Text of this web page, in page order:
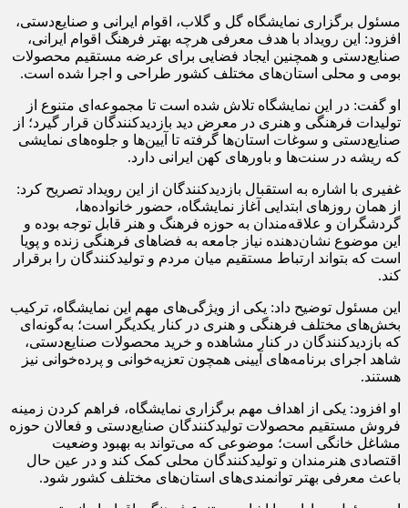
مسئول برگزاری نمایشگاه گل و گلاب، اقوام ایرانی و صنایع‌دستی،
افزود: این رویداد با هدف معرفی هرچه بهتر فرهنگ اقوام ایرانی،
صنایع‌دستی و همچنین ایجاد فضایی برای عرضه مستقیم محصولات
بومی و محلی استان‌های مختلف کشور طراحی و اجرا شده است.
او گفت: در این نمایشگاه تلاش شده است تا مجموعه‌ای متنوع از
تولیدات فرهنگی و هنری در معرض دید بازدیدکنندگان قرار گیرد؛ از
صنایع‌دستی و سوغات استان‌ها گرفته تا آیین‌ها و جلوه‌های نمایشی
که ریشه در سنت‌ها و باورهای کهن ایرانی دارد.
غفیری با اشاره به استقبال بازدیدکنندگان از این رویداد تصریح کرد:
از همان روزهای ابتدایی آغاز نمایشگاه، حضور خانواده‌ها،
گردشگران و علاقه‌مندان به حوزه فرهنگ و هنر قابل توجه بوده و
این موضوع نشان‌دهنده نیاز جامعه به فضاهای فرهنگی زنده و پویا
است که بتواند ارتباط مستقیم میان مردم و تولیدکنندگان را برقرار
کند.
این مسئول توضیح داد: یکی از ویژگی‌های مهم این نمایشگاه، ترکیب
بخش‌های مختلف فرهنگی و هنری در کنار یکدیگر است؛ به‌گونه‌ای
که بازدیدکنندگان در کنار مشاهده و خرید محصولات صنایع‌دستی،
شاهد اجرای برنامه‌های آیینی همچون تعزیه‌خوانی و پرده‌خوانی نیز
هستند.
او افزود: یکی از اهداف مهم برگزاری نمایشگاه، فراهم کردن زمینه
فروش مستقیم محصولات تولیدکنندگان صنایع‌دستی و فعالان حوزه
مشاغل خانگی است؛ موضوعی که می‌تواند به بهبود وضعیت
اقتصادی هنرمندان و تولیدکنندگان محلی کمک کند و در عین حال
باعث معرفی بهتر توانمندی‌های استان‌های مختلف کشور شود.